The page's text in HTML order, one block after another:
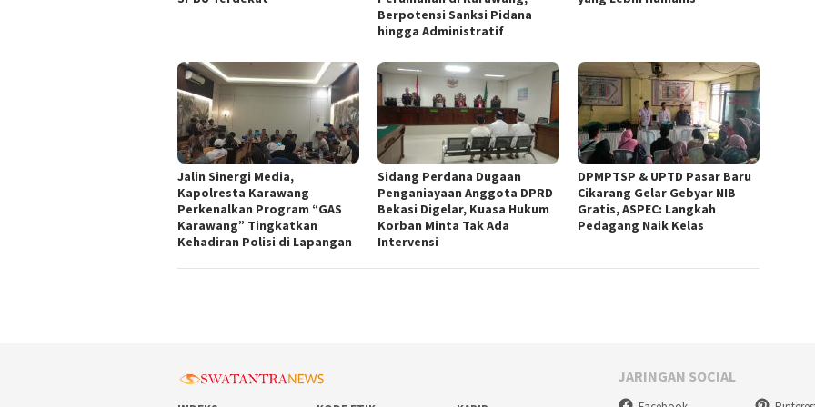
Berpotensi Sanksi Pidana
hingga Administratif
Jalin Sinergi Media,
Kapolresta Karawang
Perkenalkan Program “GAS
Karawang” Tingkatkan
Kehadiran Polisi di Lapangan
Sidang Perdana Dugaan
Penganiayaan Anggota DPRD
Bekasi Digelar, Kuasa Hukum
Korban Minta Tak Ada
Intervensi
DPMPTSP & UPTD Pasar Baru
Cikarang Gelar Gebyar NIB
Gratis, ASPEC: Langkah
Pedagang Naik Kelas
JARINGAN SOCIAL